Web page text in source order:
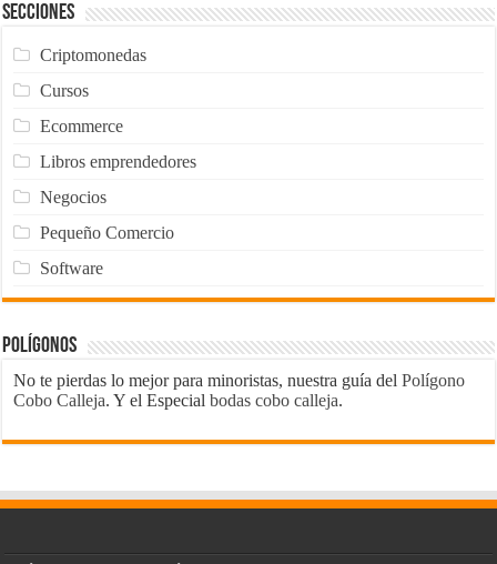
Secciones
Criptomonedas
Cursos
Ecommerce
Libros emprendedores
Negocios
Pequeño Comercio
Software
Polígonos
No te pierdas lo mejor para minoristas, nuestra guía delPolígono
Cobo Calleja. Y el Especialbodas cobo calleja.